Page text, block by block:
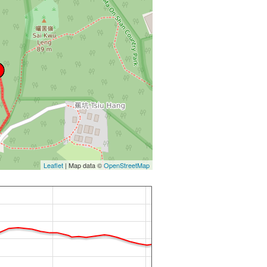
Leaflet | Map data ©OpenStreetMap